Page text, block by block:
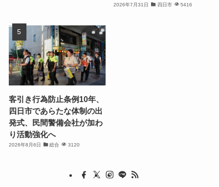
2026年7月31日 四日市 5416
客引き行為防止条例10年、
四日市であらたな体制の出
発式、民間警備会社が加わ
り活動強化へ
2026年8月6日 総合 3120